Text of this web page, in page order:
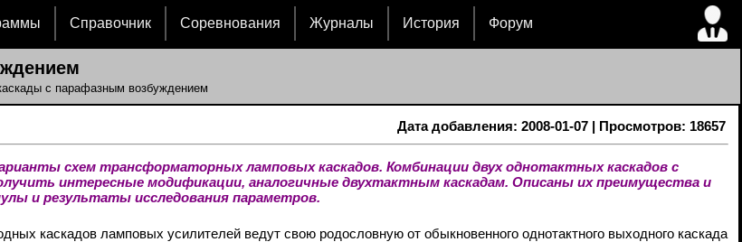
Справочник Соревнования Журналы История Форум
с парафазным возбуждением
Дата добавления: 2008-01-07 | Просмотров: 18657
схем трансформаторных ламповых каскадов. Комбинации двух однотактных каскадов с
интересные модификации, аналогичные двухтактным каскадам. Описаны их преимущества и
и результаты исследования параметров.
каскадов ламповых усилителей ведут свою родословную от обыкновенного однотактного выходного каскада